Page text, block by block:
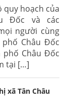
quy hoạch của
Đốc và các
người cùng
Châu Đốc
Châu Đốc
tại […]
xã Tân Châu